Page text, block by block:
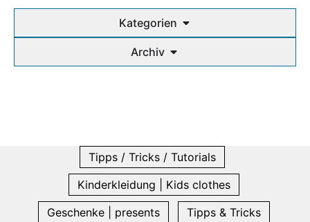
Kategorien
Archiv
Tipps / Tricks / Tutorials
Kinderkleidung | Kids clothes
Geschenke | presents
Tipps & Tricks